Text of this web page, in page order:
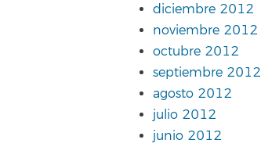
diciembre 2012
noviembre 2012
octubre 2012
septiembre 2012
agosto 2012
julio 2012
junio 2012